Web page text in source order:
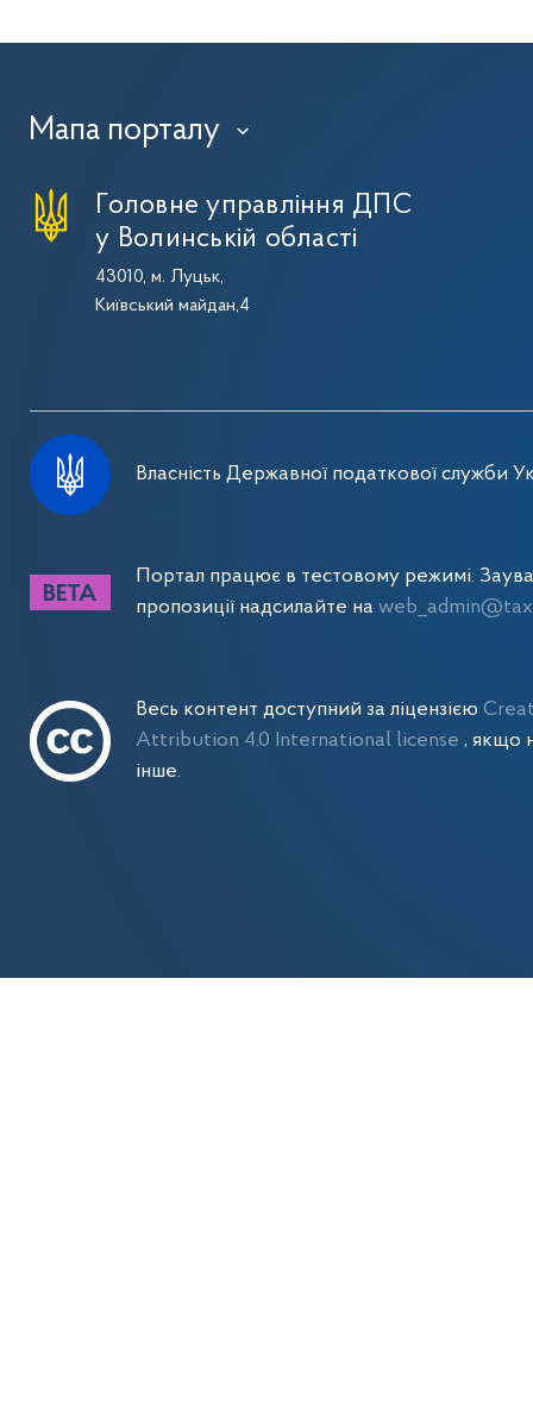
Мапа порталу ›
Головне управління ДПС
у Волинській області
43010, м. Луцьк,
Київський майдан,4
Власність Державної податкової служби
Портал працює в тестовому режимі.
пропозиції надсилайте на
Весь контент доступний за ліцензією
Attribution 4.0 International license, якщо
інше.